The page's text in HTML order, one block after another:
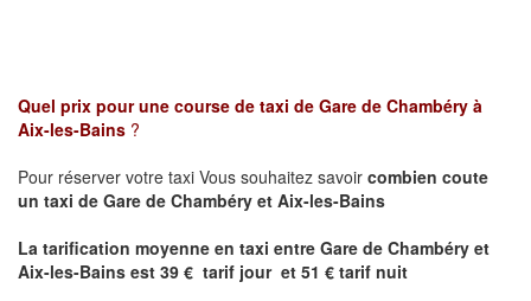
Quel prix pour une course de taxi de Gare de Chambéry à
Aix-les-Bains ?
Pour réserver votre taxi Vous souhaitez savoir combien coute
un taxi de Gare de Chambéry et Aix-les-Bains
La tarification moyenne en taxi entre Gare de Chambéry et
Aix-les-Bains est 39 € tarif jour et 51 € tarif nuit